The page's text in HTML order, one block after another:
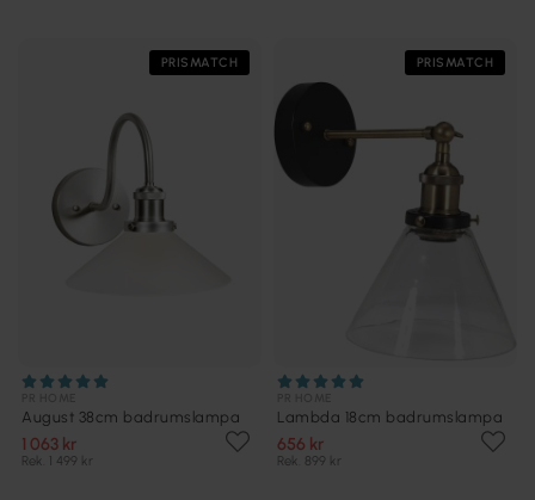
PRISMATCH
August 38cm badrumslampa
1 063 kr
Rek. 1 499 kr
PRISMATCH
Lambda 18cm badrumslampa
656 kr
Rek. 899 kr